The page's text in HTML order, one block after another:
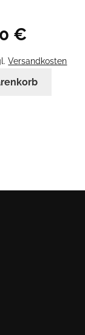
€
Versandkosten